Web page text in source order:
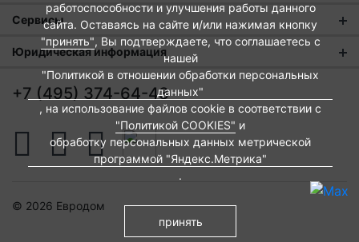
О нас
Магазины
Новости
Контакты
Вакансии
Сервисы
Оплата и тарифы доставки
Обмен и возврат
Евродом-бонус
Подарочные сертификаты
Архитекторам и дизайнерам
Приложение СДЭК
Юридическая информация
Пользовательское соглашение
Политика обработки персональных данных
Политика cookies
Согласие на обработку персональных данных
Соглашение о конфиденциальности
+7 (495) 374-64-43
© 2026 Евродом
работоспособности и улучшения работы данного
сайта. Оставаясь на сайте и/или нажимая кнопку
"принять", Вы подтверждаете, что соглашаетесь с
нашей
"Политикой в отношении обработки персональных
данных"
, на использование файлов cookie в соответствии с
"Политикой COOKIES" и
обработку персональных данных метрической
программой "Яндекс.Метрика"
.
принять